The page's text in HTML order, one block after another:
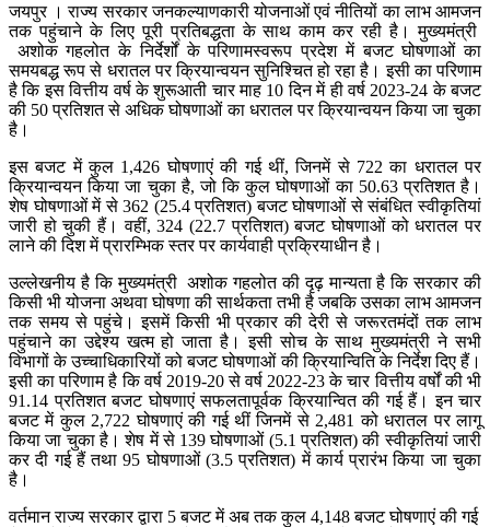
जयपुर । राज्य सरकार जनकल्याणकारी योजनाओं एवं नीतियों का लाभ आमजन
तक पहुंचाने के लिए पूरी प्रतिबद्धता के साथ काम कर रही है। मुख्यमंत्री
अशोक गहलोत के निर्देर्शों के परिणामस्वरूप प्रदेश में बजट घोषणाओं का
समयबद्ध रूप से धरातल पर क्रियान्वयन सुनिश्चित हो रहा है। इसी का परिणाम
है कि इस वित्तीय वर्ष के शुरूआती चार माह 10 दिन में ही वर्ष 2023-24 के बजट
की 50 प्रतिशत से अधिक घोषणाओं का धरातल पर क्रियान्वयन किया जा चुका
है।
इस बजट में कुल 1,426 घोषणाएं की गई थीं, जिनमें से 722 का धरातल पर
क्रियान्वयन किया जा चुका है, जो कि कुल घोषणाओं का 50.63 प्रतिशत है।
शेष घोषणाओं में से 362 (25.4 प्रतिशत) बजट घोषणाओं से संबंधित स्वीकृतियां
जारी हो चुकी हैं। वहीं, 324 (22.7 प्रतिशत) बजट घोषणाओं को धरातल पर
लाने की दिश में प्रारम्भिक स्तर पर कार्यवाही प्रक्रियाधीन है।
उल्लेखनीय है कि मुख्यमंत्री अशोक गहलोत की दृढ़ मान्यता है कि सरकार की
किसी भी योजना अथवा घोषणा की सार्थकता तभी है जबकि उसका लाभ आमजन
तक समय से पहुंचे। इसमें किसी भी प्रकार की देरी से जरूरतमंदों तक लाभ
पहुंचाने का उद्देश्य खत्म हो जाता है। इसी सोच के साथ मुख्यमंत्री ने सभी
विभागों के उच्चाधिकारियों को बजट घोषणाओं की क्रियान्विति के निर्देश दिए हैं।
इसी का परिणाम है कि वर्ष 2019-20 से वर्ष 2022-23 के चार वित्तीय वर्षों की भी
91.14 प्रतिशत बजट घोषणाएं सफलतापूर्वक क्रियान्वित की गई हैं। इन चार
बजट में कुल 2,722 घोषणाएं की गई थीं जिनमें से 2,481 को धरातल पर लागू
किया जा चुका है। शेष में से 139 घोषणाओं (5.1 प्रतिशत) की स्वीकृतियां जारी
कर दी गई हैं तथा 95 घोषणाओं (3.5 प्रतिशत) में कार्य प्रारंभ किया जा चुका
है।
वर्तमान राज्य सरकार द्वारा 5 बजट में अब तक कुल 4,148 बजट घोषणाएं की गई